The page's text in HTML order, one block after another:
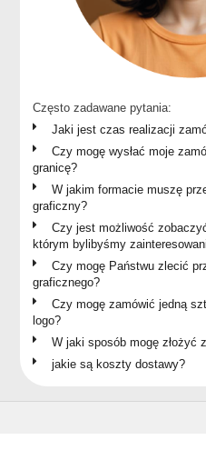
Często zadawane pytania:
Jaki jest czas realizacji
Czy mogę wysłać moje
granicę?
W jakim formacie muszę
graficzny?
Czy jest możliwość
którym bylibyśmy
Czy mogę Państwu zlecić
graficznego?
Czy mogę zamówić jedną
logo?
W jaki sposób mogę złożyć
jakie są koszty dostawy?